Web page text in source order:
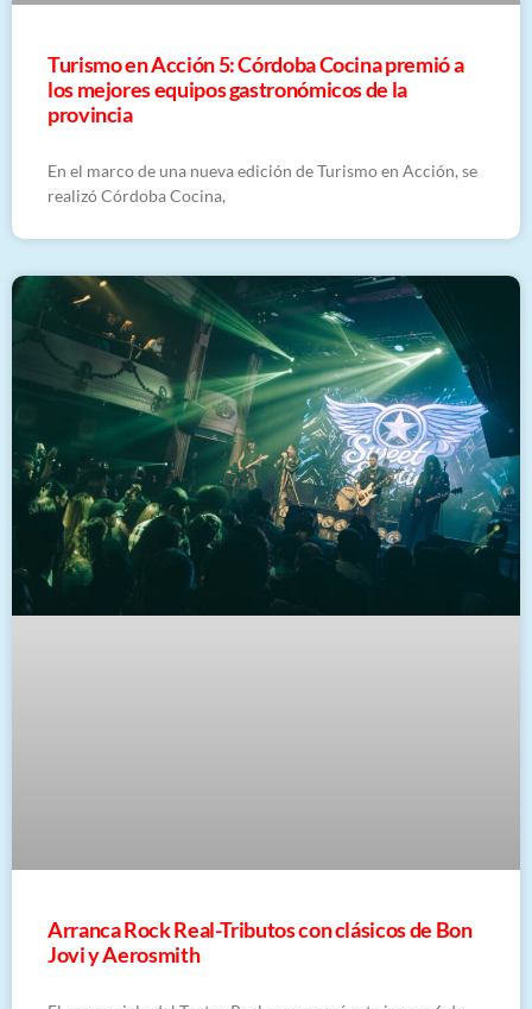
Turismo en Acción 5: Córdoba Cocina premió a
los mejores equipos gastronómicos de la
provincia
En el marco de una nueva edición de Turismo en Acción, se
realizó Córdoba Cocina,
Arranca Rock Real-Tributos con clásicos de Bon
Jovi y Aerosmith